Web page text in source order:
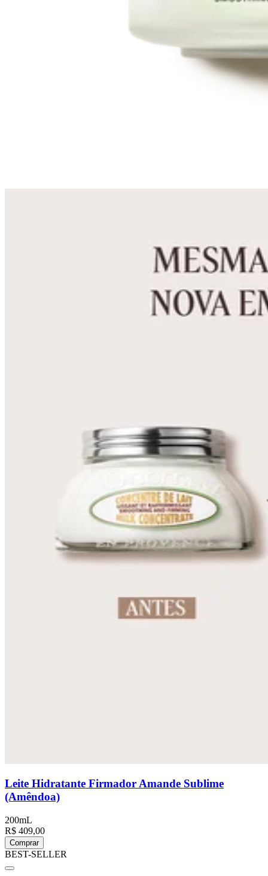
Leite Hidratante Firmador Amande Sublime
(Amêndoa)
200mL
R$ 409,00
Comprar
BEST-SELLER